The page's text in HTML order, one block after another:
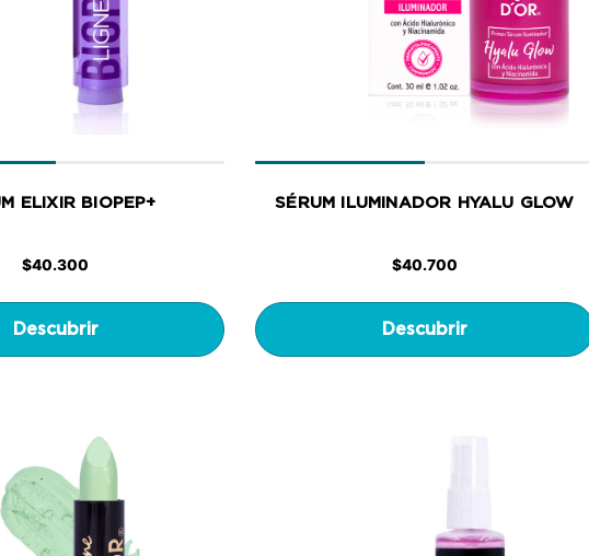
ELIXIR BIOPEP+
$40.300
Descubrir
SÉRUM ILUMINADOR HYALU GLOW
$40.700
Descubrir